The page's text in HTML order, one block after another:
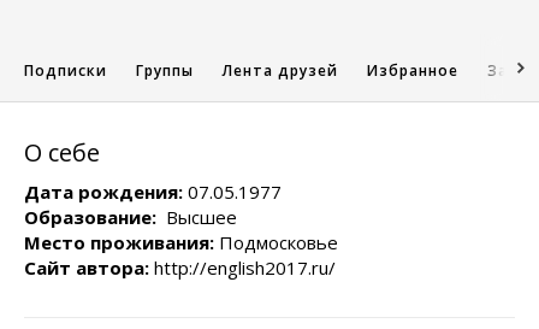
Подписки Группы Лента друзей Избранное
О себе
Дата рождения: 07.05.1977
Образование: Высшее
Место проживания: Подмосковье
Сайт автора: http://english2017.ru/